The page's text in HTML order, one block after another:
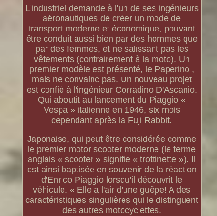
L'industriel demande à l'un de ses ingénieurs
aéronautiques de créer un mode de
transport moderne et économique, pouvant
être conduit aussi bien par des hommes que
par des femmes, et ne salissant pas les
vêtements (contrairement à la moto). Un
premier modèle est présenté, le Paperino ,
mais ne convainc pas. Un nouveau projet
est confié à l'ingénieur Corradino D'Ascanio.
Qui aboutit au lancement du Piaggio «
Vespa » italienne en 1946, six mois
cependant après la Fuji Rabbit.
Japonaise, qui peut être considérée comme
le premier motor scooter moderne (le terme
anglais « scooter » signifie « trottinette »). Il
est ainsi baptisée en souvenir de la réaction
d'Enrico Piaggio lorsqu'il découvrit le
véhicule. « Elle a l'air d'une guêpe! A des
caractéristiques singulières qui le distinguent
des autres motocyclettes.